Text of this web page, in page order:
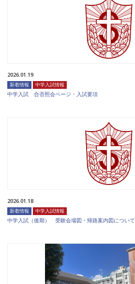
2026.01.19
新着情報 中学入試情報
中学入試 合否照会ページ・入試要項
2026.01.18
新着情報 中学入試情報
中学入試（後期） 受験会場図・帰路案内図について